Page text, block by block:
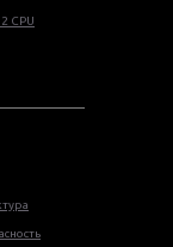
CPU